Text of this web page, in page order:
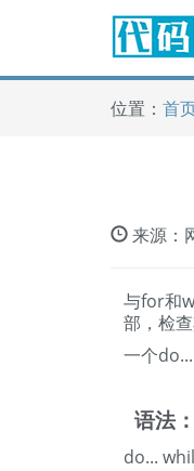
位置： 首
来源：
与for和
部，检查
一个
语法：
do...